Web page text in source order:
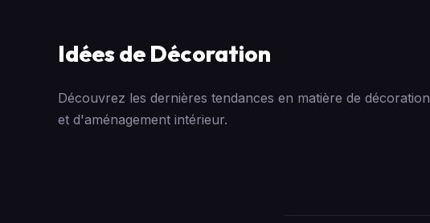
Idées de Décoration
Découvrez les dernières tendances en matière de décoration
et d'aménagement intérieur.